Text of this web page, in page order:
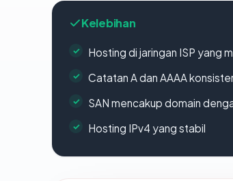
Kelebihan
Hosting di jaringan ISP yang
Catatan A dan AAAA
SAN mencakup domain
Hosting IPv4 yang stabil